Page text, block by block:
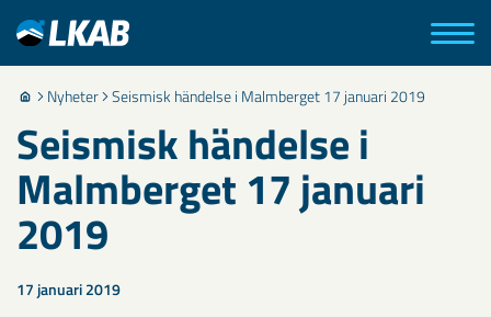
Nyheter Seismisk händelse i Malmberget 17 januari 2019
Seismisk händelse i
Malmberget 17 januari
2019
17 januari 2019